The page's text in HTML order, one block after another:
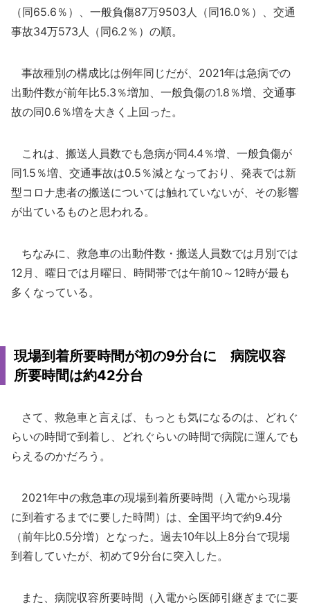
（同65.6％）、一般負傷87万9503人（同16.0％）、交通
事故34万573人（同6.2％）の順。
事故種別の構成比は例年同じだが、2021年は急病での
出動件数が前年比5.3％増加、一般負傷の1.8％増、交通事
故の同0.6％増を大きく上回った。
これは、搬送人員数でも急病が同4.4％増、一般負傷が
同1.5％増、交通事故は0.5％減となっており、発表では新
型コロナ患者の搬送については触れていないが、その影響
が出ているものと思われる。
ちなみに、救急車の出動件数・搬送人員数では月別では
12月、曜日では月曜日、時間帯では午前10～12時が最も
多くなっている。
現場到着所要時間が初の9分台に 病院収容
所要時間は約42分台
さて、救急車と言えば、もっとも気になるのは、どれぐ
らいの時間で到着し、どれぐらいの時間で病院に運んでも
らえるのかだろう。
2021年中の救急車の現場到着所要時間（入電から現場
に到着するまでに要した時間）は、全国平均で約9.4分
（前年比0.5分増）となった。過去10年以上8分台で現場
到着していたが、初めて9分台に突入した。
また、病院収容所要時間（入電から医師引継ぎまでに要